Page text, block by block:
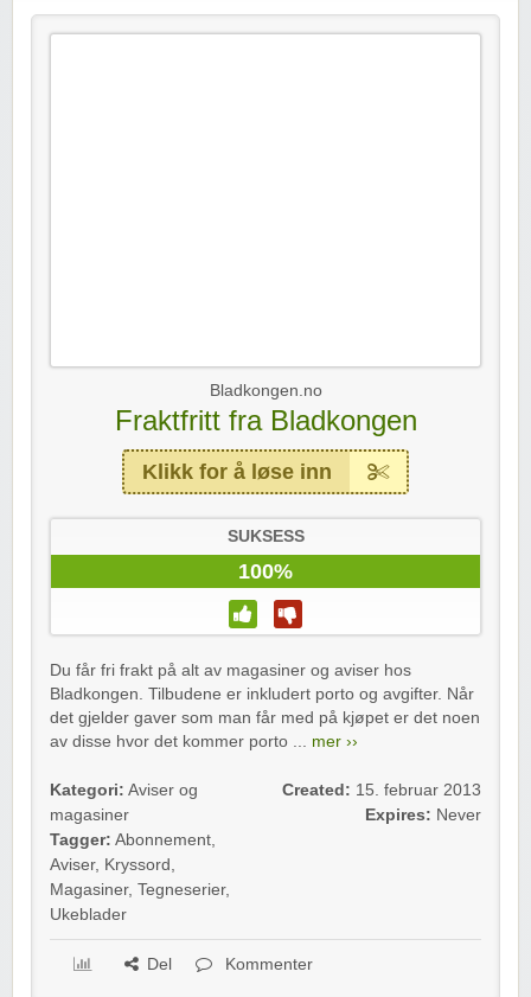
Bladkongen.no
Fraktfritt fra Bladkongen
Klikk for å løse inn
SUKSESS
100%
Du får fri frakt på alt av magasiner og aviser hos
Bladkongen. Tilbudene er inkludert porto og avgifter. Når
det gjelder gaver som man får med på kjøpet er det noen
av disse hvor det kommer porto ... mer ››
Kategori: Aviser og
magasiner
Tagger: Abonnement,
Aviser, Kryssord ,
Magasiner, Tegneserier,
Ukeblader
Created: 15. februar 2013
Expires: Never
Del Kommenter